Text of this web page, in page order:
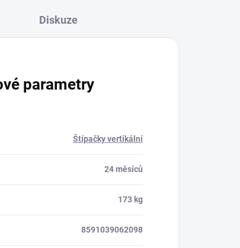
Diskuze
parametry
Štípačky vertikální
24 měsíců
173 kg
8591039062098